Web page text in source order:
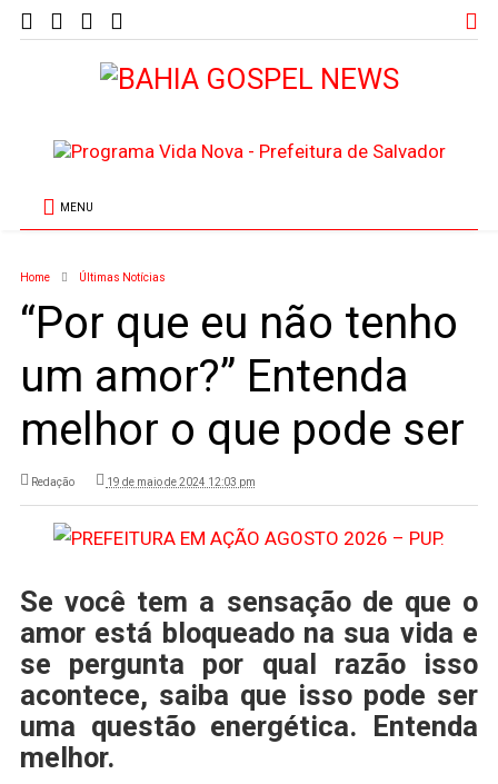
MENU
Home Últimas Notícias
“Por que eu não tenho
um amor?” Entenda
melhor o que pode ser
Redação 19 de maio de 2024 12:03 pm
Se você tem a sensação de que o
amor está bloqueado na sua vida e
se pergunta por qual razão isso
acontece, saiba que isso pode ser
uma questão energética. Entenda
melhor.